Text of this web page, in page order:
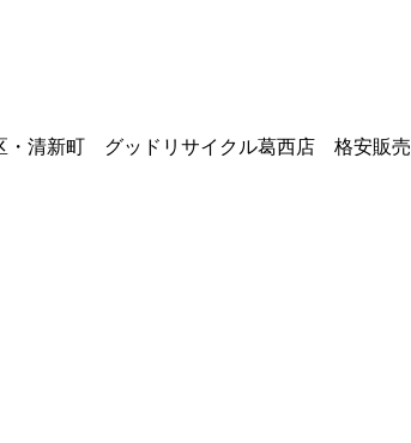
・清新町 グッドリサイクル葛西店 格安販売